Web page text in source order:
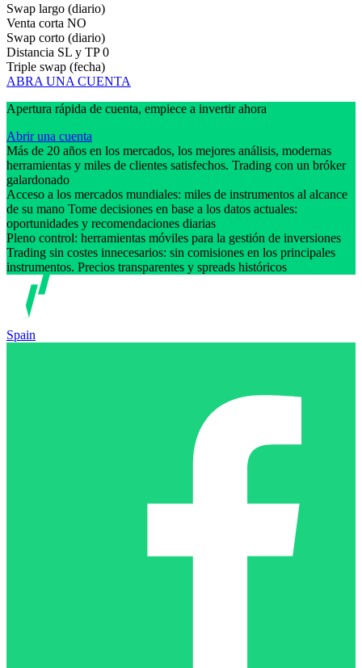
Swap largo (diario)
Venta corta NO
Swap corto (diario)
Distancia SL y TP 0
Triple swap (fecha)
ABRA UNA CUENTA
Apertura rápida de cuenta, empiece a invertir ahora
Abrir una cuenta
Más de 20 años en los mercados, los mejores análisis, modernas
herramientas y miles de clientes satisfechos. Trading con un bróker
galardonado
Acceso a los mercados mundiales: miles de instrumentos al alcance
de su mano Tome decisiones en base a los datos actuales:
oportunidades y recomendaciones diarias
Pleno control: herramientas móviles para la gestión de inversiones
Trading sin costes innecesarios: sin comisiones en los principales
instrumentos. Precios transparentes y spreads históricos
Spain